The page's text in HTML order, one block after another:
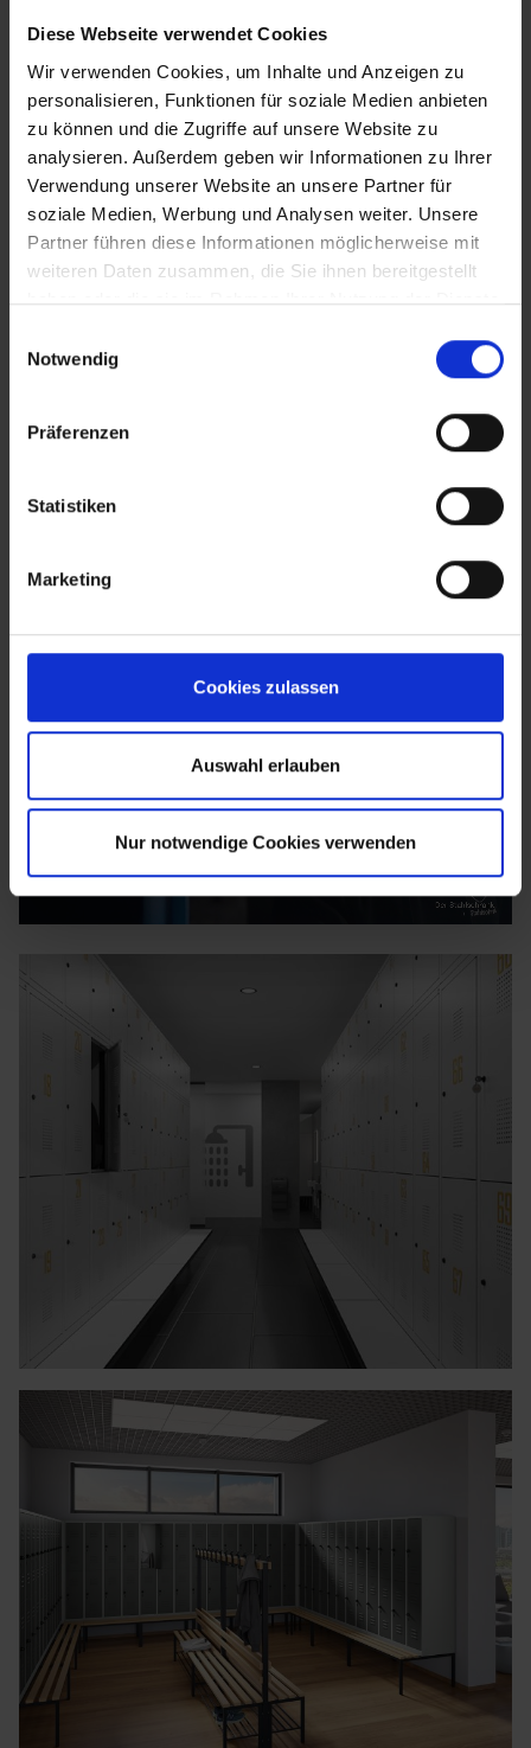
Diese Webseite verwendet Cookies
Wir verwenden Cookies, um Inhalte und Anzeigen zu
personalisieren, Funktionen für soziale Medien anbieten
zu können und die Zugriffe auf unsere Website zu
analysieren. Außerdem geben wir Informationen zu Ihrer
Verwendung unserer Website an unsere Partner für
soziale Medien, Werbung und Analysen weiter. Unsere
Partner führen diese Informationen möglicherweise mit
weiteren Daten zusammen, die Sie ihnen bereitgestellt
haben oder die sie im Rahmen Ihrer Nutzung der Dienste
Notwendig
Präferenzen
Statistiken
Marketing
Cookies zulassen
Auswahl erlauben
Nur notwendige Cookies verwenden